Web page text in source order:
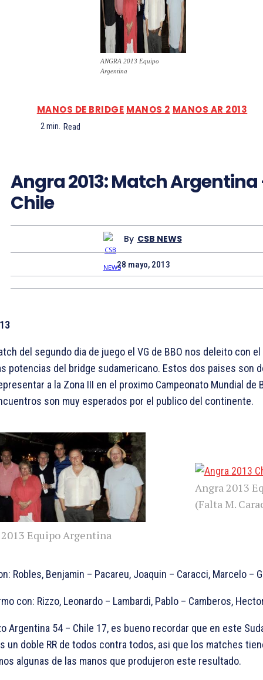
ANGRA 2013 Equipo
Argentina
MANOS DE BRIDGE MANOS 2 MANOS AR 2013
2min. Read
Angra 2013: Match Argentina
Chile
By CSB NEWS
28 mayo, 2013
del segundo dia de juego el VG de BBO nos deleito con
potencias del bridge sudamericano. Estos dos paises son
a la Zona III en el proximo Campeonato Mundial de
son muy esperados por el publico del continente.
2013 Equipo Argentina
Angra 2013
(Falta M.
Robles, Benjamin – Pacareu, Joaquin – Caracci, Marcelo –
con: Rizzo, Leonardo – Lambardi, Pablo – Camberos,
Argentina 54 – Chile 17, es bueno recordar que en este
un doble RR de todos contra todos, asi que los matches
algunas de las manos que produjeron este resultado.